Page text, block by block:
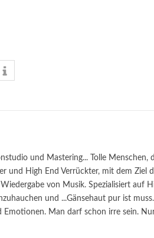
und Mastering... Tolle Menschen,
und High End Verrückter, mit dem Ziel
von Musik. Spezialisiert auf
und ...Gänsehaut pur ist
Emotionen. Man darf schon irre sein.